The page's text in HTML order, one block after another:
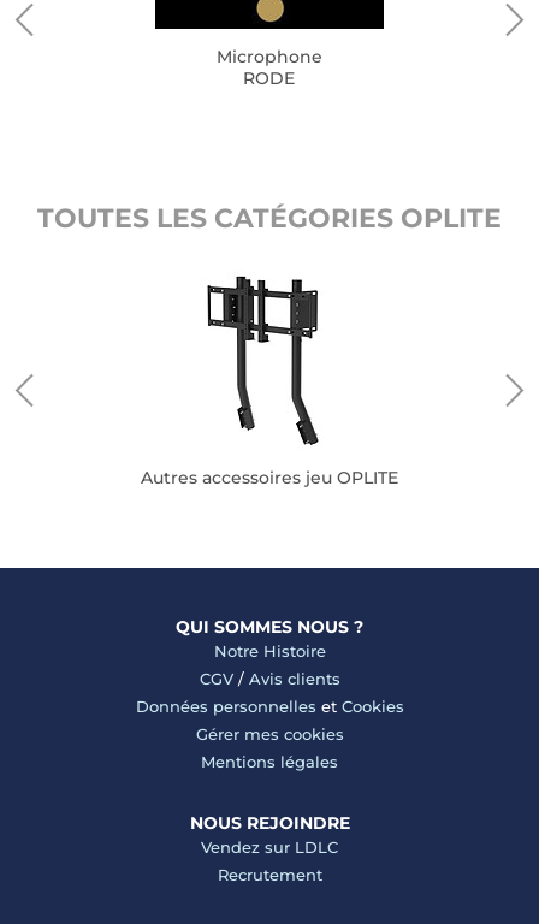
Microphone
RODE
TOUTES LES CATÉGORIES OPLITE
Autres accessoires jeu OPLITE
QUI SOMMES NOUS ?
Notre Histoire
CGV/ Avis clients
Données personnelles et Cookies
Gérer mes cookies
Mentions légales
NOUS REJOINDRE
Vendez sur LDLC
Recrutement